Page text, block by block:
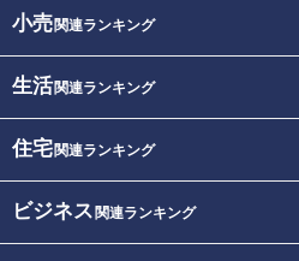
小売関連ランキング
生活関連ランキング
住宅関連ランキング
ビジネス 関連ランキング